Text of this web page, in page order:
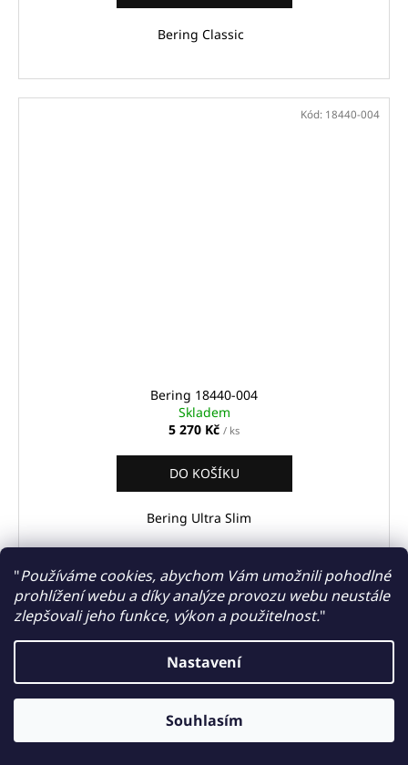
"Používáme cookies, abychom Vám umožnili pohodlné
prohlížení webu a díky analýze provozu webu neustále
zlepšovali jeho funkce, výkon a použitelnost."
Nastavení
Souhlasím
Výměna baterií, řemínků, kovových tahů, test vodotěsnosti,
Bering Classic
Bering 18440-004
Skladem
5 270 Kč / ks
DO KOŠÍKU
Bering Ultra Slim
Kód: 18440-004
Kód:14531-004